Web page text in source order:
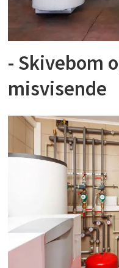
- Skivebom
misvisende